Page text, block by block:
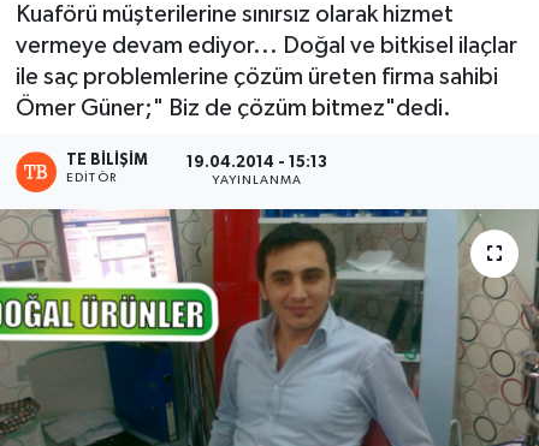
Kuaförü müşterilerine sınırsız olarak hizmet
vermeye devam ediyor... Doğal ve bitkisel ilaçlar
ile saç problemlerine çözüm üreten firma sahibi
Ömer Güner;" Biz de çözüm bitmez"dedi.
TE BILIŞIM
EDITÖR
19.04.2014 - 15:13
YAYINLANMA